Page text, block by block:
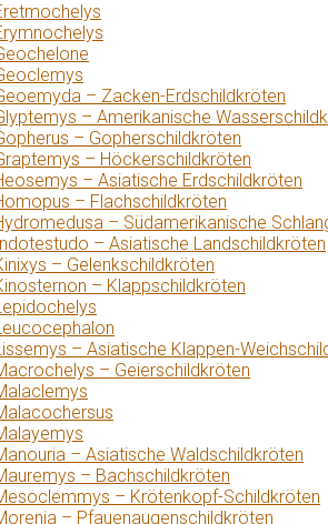
– Zacken-Erdschildkröten
– Amerikanische
– Gopherschildkröten
– Höckerschildkröten
– Asiatische Erdschildkröten
– Flachschildkröten
– Südamerikanische
– Asiatische Landschildkröten
– Gelenkschildkröten
– Klappschildkröten
– Asiatische Klappen-
– Geierschildkröten
– Asiatische Waldschildkröten
– Bachschildkröten
– Krötenkopf-Schildkröten
– Pfauenaugenschildkröten